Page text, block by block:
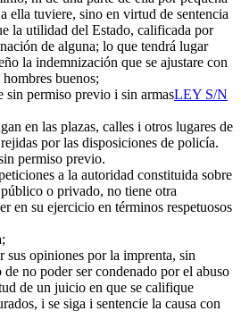
ella tuviere, sino en virtud de sentencia
la utilidad del Estado, calificada por
de alguna; lo que tendrá lugar
la indemnización que se ajustare con
buenos;
permiso previo i sin armasLEY S/N
en las plazas, calles i otros lugares de
por las disposiciones de policía.
permiso previo.
a la autoridad constituida sobre
o privado, no tiene otra
en su ejercicio en términos respetuosos
opiniones por la imprenta, sin
no poder ser condenado por el abuso
de un juicio en que se califique
i se siga i sentencie la causa con